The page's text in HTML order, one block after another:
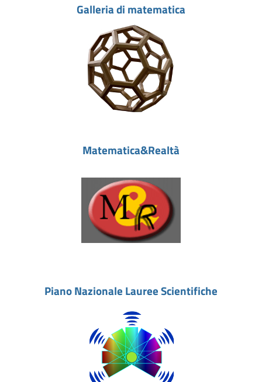
Galleria di matematica
Matematica&Realtà
Piano Nazionale Lauree Scientifiche